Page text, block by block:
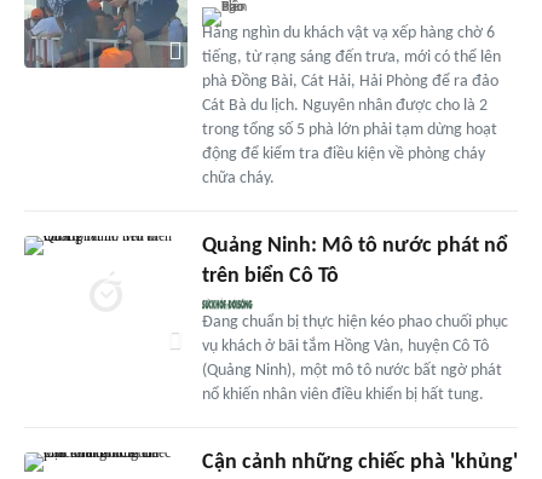
Hàng nghìn du khách vật vạ xếp hàng chờ 6
tiếng, từ rạng sáng đến trưa, mới có thể lên
phà Đồng Bài, Cát Hải, Hải Phòng để ra đảo
Cát Bà du lịch. Nguyên nhân được cho là 2
trong tổng số 5 phà lớn phải tạm dừng hoạt
động để kiểm tra điều kiện về phòng cháy
chữa cháy.
Quảng Ninh: Mô tô nước phát nổ
trên biển Cô Tô
Đang chuẩn bị thực hiện kéo phao chuối phục
vụ khách ở bãi tắm Hồng Vàn, huyện Cô Tô
(Quảng Ninh), một mô tô nước bất ngờ phát
nổ khiến nhân viên điều khiển bị hất tung.
Cận cảnh những chiếc phà 'khủng'